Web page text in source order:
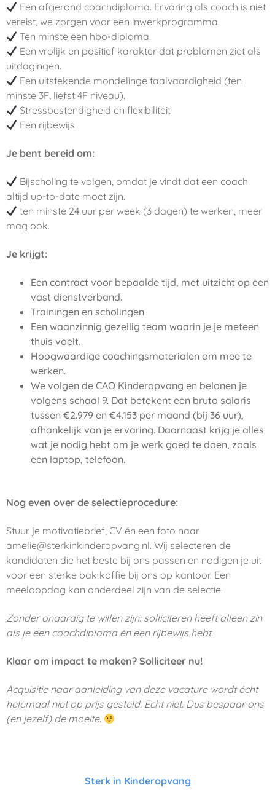
Een afgerond coachdiploma. Ervaring als coach is niet
vereist, we zorgen voor een inwerkprogramma.
Ten minste een hbo-diploma.
Een vrolijk en positief karakter dat problemen ziet als
uitdagingen.
Een uitstekende mondelinge taalvaardigheid (ten
minste 3F, liefst 4F niveau).
Stressbestendigheid en flexibiliteit
Een rijbewijs
Je bent bereid om:
Bijscholing te volgen, omdat je vindt dat een coach
altijd up-to-date moet zijn.
ten minste 24 uur per week (3 dagen) te werken, meer
mag ook.
Je krijgt:
Een contract voor bepaalde tijd, met uitzicht op een
vast dienstverband.
Trainingen en scholingen
Een waanzinnig gezellig team waarin je je meteen
thuis voelt.
Hoogwaardige coachingsmaterialen om mee te
werken.
We volgen de CAO Kinderopvang en belonen je
volgens schaal 9. Dat betekent een bruto salaris
tussen €2.979 en €4.153 per maand (bij 36 uur),
afhankelijk van je ervaring. Daarnaast krijg je alles
wat je nodig hebt om je werk goed te doen, zoals
een laptop, telefoon.
Nog even over de selectieprocedure:
Stuur je motivatiebrief, CV én een foto naar
amelie@sterkinkinderopvang.nl. Wij selecteren de
kandidaten die het beste bij ons passen en nodigen je uit
voor een sterke bak koffie bij ons op kantoor. Een
meeloopdag kan onderdeel zijn van de selectie.
Zonder onaardig te willen zijn: solliciteren heeft alleen zin
als je een coachdiploma én een rijbewijs hebt.
Klaar om impact te maken? Solliciteer nu!
Acquisitie naar aanleiding van deze vacature wordt écht
helemaal niet op prijs gesteld. Echt niet. Dus bespaar ons
(en jezelf) de moeite.
Sterk in Kinderopvang